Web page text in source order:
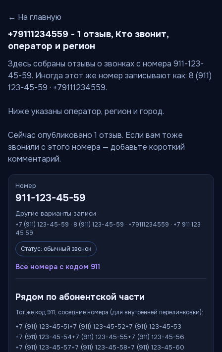
← На главную
+79111234559 - 1 отзыв, Кто звонит,
оператор и регион
Здесь собраны отзывы о звонках с номера 911-123-
45-59. Иногда этот же номер записывают как: 8 (911)
123-45-59 · +79111234559.
Ниже указаны оператор, регион и город.
Сейчас опубликовано 1 отзыв. Если вам тоже
звонили с этого номера — добавьте короткий
комментарий.
Номер
911-123-45-59
Другие варианты записи
+7 (911) 123-45-59 · 8 (911) 123-45-59 · +79111234559 · +7 911 123
45 59
Статус: обычный звонок
Все номера с кодом 911
Рядом по абонентской части
Тот же код 911, соседние номера (для внутренней перелинковки):
+7 (911) 123-45-51+7 (911) 123-45-52+7 (911) 123-45-53
+7 (911) 123-45-54+7 (911) 123-45-55+7 (911) 123-45-56
+7 (911) 123-45-57+7 (911) 123-45-58+7 (911) 123-45-60